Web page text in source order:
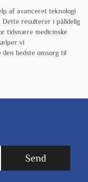
af avanceret teknologi
resulterer i pålidelig
tidsnære medicinske
vi
den bedste omsorg til
Send